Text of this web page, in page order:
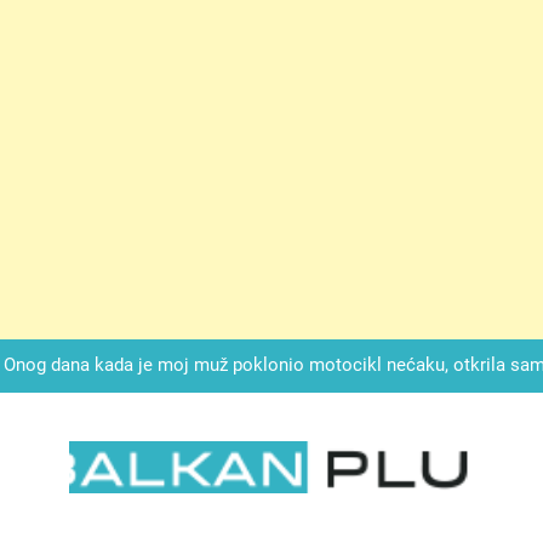
SIROMAŠNI DJEČAK VRATIO JE TENISICE MOGA SINA — ALI
nije znala da je ispod zavoja ostao gumb koji je snimao svaku
Drži jezik za zubima, i gledaj kako se problemi smanjuju –